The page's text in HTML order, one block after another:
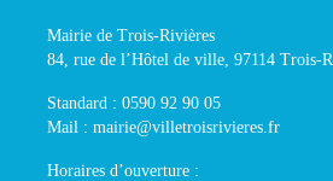
Mairie de Trois-Rivières
84, rue de l’Hôtel de ville, 97114 Trois-
Standard : 0590 92 90 05
Mail : mairie@villetroisrivieres.fr
Horaires d’ouverture :